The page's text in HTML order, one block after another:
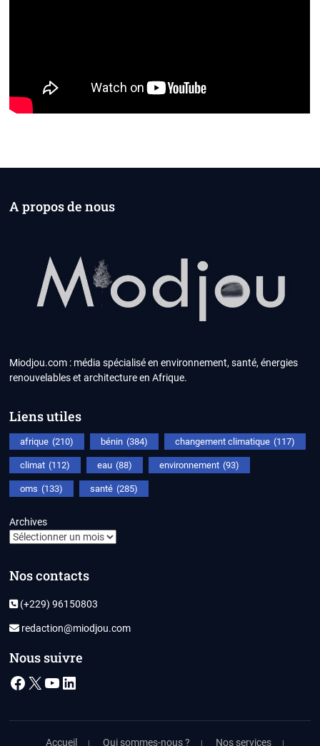
A propos de nous
Miodjou.com : média spécialisé en environnement, santé, énergies
renouvelables et architecture en Afrique.
Liens utiles
afrique (210) bénin (384) changement climatique (117)
climat (112) eau (88) environnement (93)
oms (133) santé (285)
Archives
Nos contacts
(+229) 96150803
redaction@miodjou.com
Nous suivre
Facebook
X YouTube
LinkedIn
Accueil Qui sommes-nous ? Nos services